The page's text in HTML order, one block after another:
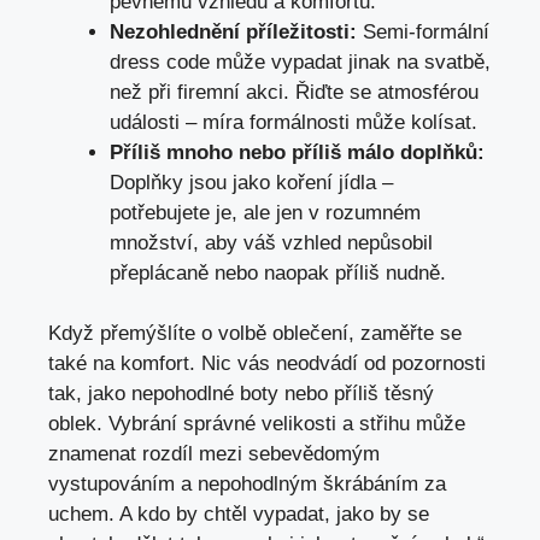
Nezohlednění příležitosti: Semi-formální
dress code může vypadat jinak na svatbě,
než při firemní akci. Řiďte se atmosférou
události – míra formálnosti může kolísat.
Příliš mnoho nebo příliš málo doplňků:
Doplňky jsou jako koření jídla –
potřebujete je, ale jen v rozumném
množství, aby váš vzhled nepůsobil
přeplácaně nebo naopak příliš nudně.
Když přemýšlíte o volbě oblečení, zaměřte se
také na komfort. Nic vás neodvádí od pozornosti
tak, jako nepohodlné boty nebo příliš těsný
oblek. Vybrání správné velikosti a střihu může
znamenat rozdíl mezi sebevědomým
vystupováním a nepohodlným škrábáním za
uchem. A kdo by chtěl vypadat, jako by se